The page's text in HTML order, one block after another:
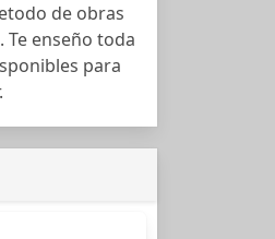
de obras
Te enseño toda
para